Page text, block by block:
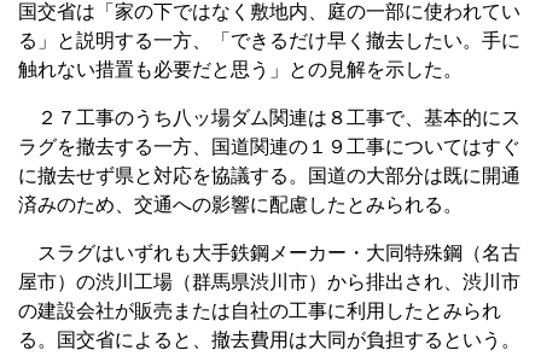
国交省は「家の下ではなく敷地内、庭の一部に使われてい
る」と説明する一方、「できるだけ早く撤去したい。手に
触れない措置も必要だと思う」との見解を示した。
２７工事のうち八ッ場ダム関連は８工事で、基本的にス
ラグを撤去する一方、国道関連の１９工事についてはすぐ
に撤去せず県と対応を協議する。国道の大部分は既に開通
済みのため、交通への影響に配慮したとみられる。
スラグはいずれも大手鉄鋼メーカー・大同特殊鋼（名古
屋市）の渋川工場（群馬県渋川市）から排出され、渋川市
の建設会社が販売または自社の工事に利用したとみられ
る。国交省によると、撤去費用は大同が負担するという。